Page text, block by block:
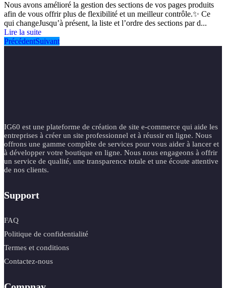
Nous avons amélioré la gestion des sections de vos pages produits
afin de vous offrir plus de flexibilité et un meilleur contrôle.✨ Ce
qui changeJusqu’à présent, la liste et l’ordre des sections par d...
Lire la suite
PrécédentSuivant
IG60 est une plateforme de création de site e-commerce qui aide les
entreprises à créer un site professionnel et à réussir en ligne. Nous
offrons une gamme complète de services pour vous aider à lancer et
à développer votre boutique en ligne. Nous nous engageons à offrir
un service de qualité, une transparence totale et une écoute attentive
de nos clients.
Support
FAQ
Politique de confidentialité
Termes et conditions
Contactez-nous